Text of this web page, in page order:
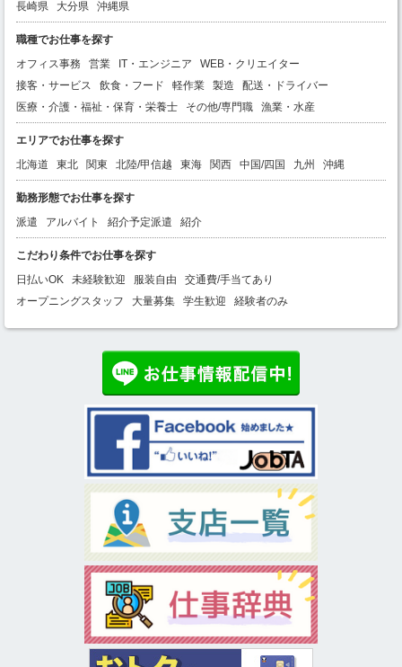
長崎県
大分県 沖縄県
職種でお仕事を探す
オフィス事務
営業 IT・エンジニア
WEB・クリエイター
接客・サービス
飲食・フード 軽作業 製造
配送・ドライバー
医療・介護・福祉・保育・栄養士
その他/専門職 漁業・水産
エリアでお仕事を探す
北海道
東北 関東 北陸/甲信越 東海 関西 中国/四国 九州 沖縄
勤務形態でお仕事を探す
派遣
アルバイト 紹介予定派遣 紹介
こだわり条件でお仕事を探す
日払いOK
未経験歓迎 服装自由
交通費/手当てあり
オープニングスタッフ
大量募集 学生歓迎 経験者のみ